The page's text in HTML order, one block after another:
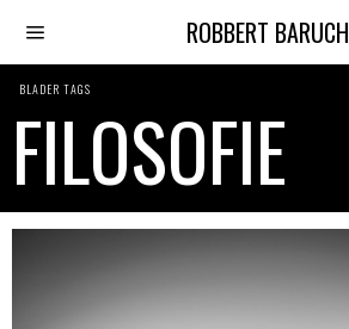
ROBBERT BARUCH
BLADER TAGS
FILOSOFIE